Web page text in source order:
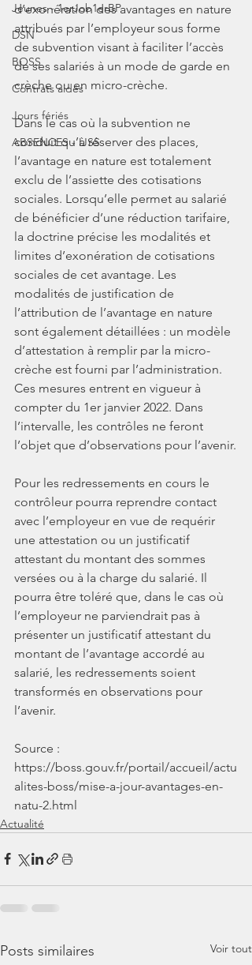
Jeunes - 1erJob1erBP
DSN
BOSS
Contrats aidés
Jours fériés
ABSENCES - IJSS
d’exonération des avantages en nature
attribués par l’employeur sous forme
de subvention visant à faciliter l’accès
de ses salariés à un mode de garde en
crèche ou en micro-crèche.
Dans le cas où la subvention ne
conduit qu’à réserver des places,
l’avantage en nature est totalement
exclu de l’assiette des cotisations
sociales. Lorsqu’elle permet au salarié
de bénéficier d’une réduction tarifaire,
la doctrine précise les modalités et
limites d’exonération de cotisations
sociales de cet avantage. Les
modalités de justification de
l’attribution de l’avantage en nature
sont également détaillées : un modèle
d’attestation à remplir par la micro-
crèche est fourni par l’administration.
Ces mesures entrent en vigueur à
compter du 1er janvier 2022. Dans
l’intervalle, les contrôles ne feront
l’objet que d’observations pour l’avenir.
Pour les redressements en cours le
contrôleur pourra reprendre contact
avec l’employeur en vue de requérir
une attestation ou un justificatif
attestant du montant des sommes
versées ou à la charge du salarié. Il
pourra être toléré que, dans le cas où
l’employeur ne parviendrait pas à
présenter un justificatif attestant du
montant de l’avantage accordé au
salarié, les redressements soient
transformés en observations pour
l’avenir.
Source :
https://boss.gouv.fr/portail/accueil/actu
alites-boss/mise-a-jour-avantages-en-
natu-2.html
Actualité
Posts similaires Voir tout